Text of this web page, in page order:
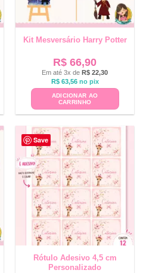
Kit Mesversário Harry Potter
R$ 66,90
Em até 3x de R$ 22,30
R$63,56 no pix
ADICIONAR AO
CARRINHO
Save
Rótulo Adesivo 4,5 cm
Personalizado